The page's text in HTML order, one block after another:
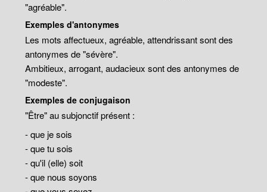
"agréable".
Exemples d'antonymes
Les mots affectueux, agréable, attendrissant sont des
antonymes de "sévère".
Ambitieux, arrogant, audacieux sont des antonymes de
"modeste".
Exemples de conjugaison
"Être" au subjonctif présent :
- que je sois
- que tu sois
- qu'il (elle) soit
- que nous soyons